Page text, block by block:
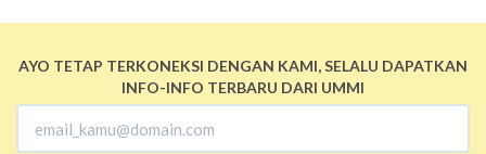
AYO TETAP TERKONEKSI DENGAN KAMI, SELALU DAPATKAN
INFO-INFO TERBARU DARI UMMI